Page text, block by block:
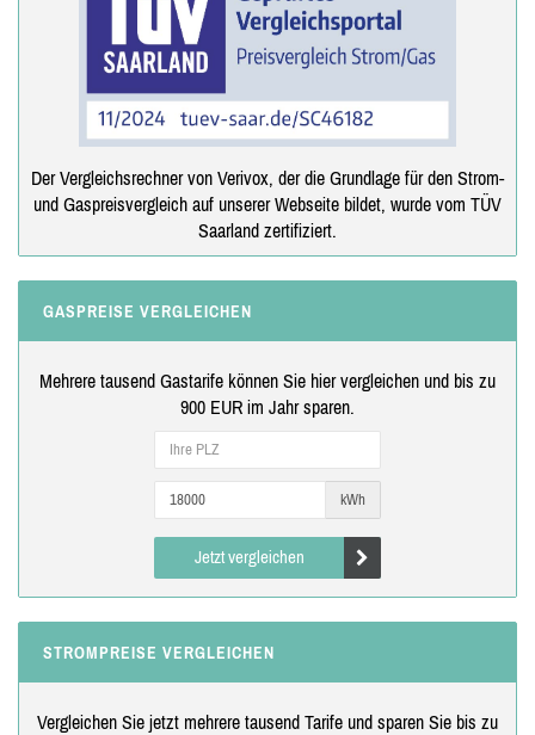
Der Vergleichsrechner von Verivox, der die Grundlage für den Strom-
und Gaspreisvergleich auf unserer Webseite bildet, wurde vom TÜV
Saarland zertifiziert.
GASPREISE VERGLEICHEN
Mehrere tausend Gastarife können Sie hier vergleichen und bis zu
900 EUR im Jahr sparen.
kWh
Jetzt vergleichen
STROMPREISE VERGLEICHEN
Vergleichen Sie jetzt mehrere tausend Tarife und sparen Sie bis zu